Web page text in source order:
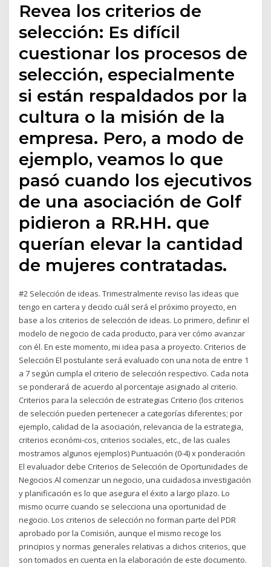
Revea los criterios de
selección: Es difícil
cuestionar los procesos de
selección, especialmente
si están respaldados por la
cultura o la misión de la
empresa. Pero, a modo de
ejemplo, veamos lo que
pasó cuando los ejecutivos
de una asociación de Golf
pidieron a RR.HH. que
querían elevar la cantidad
de mujeres contratadas.
#2 Selección de ideas. Trimestralmente reviso las ideas que
tengo en cartera y decido cuál será el próximo proyecto, en
base a los criterios de selección de ideas. Lo primero, definir el
modelo de negocio de cada producto, para ver cómo avanzar
con él. En este momento, mi idea pasa a proyecto. Criterios de
Selección El postulante será evaluado con una nota de entre 1
a 7 según cumpla el criterio de selección respectivo. Cada nota
se ponderará de acuerdo al porcentaje asignado al criterio.
Criterios para la selección de estrategias Criterio (los criterios
de selección pueden pertenecer a categorías diferentes; por
ejemplo, calidad de la asociación, relevancia de la estrategia,
criterios económi-cos, criterios sociales, etc., de las cuales
mostramos algunos ejemplos) Puntuación (0-4) x ponderación
El evaluador debe Criterios de Selección de Oportunidades de
Negocios Al comenzar un negocio, una cuidadosa investigación
y planificación es lo que asegura el éxito a largo plazo. Lo
mismo ocurre cuando se selecciona una oportunidad de
negocio. Los criterios de selección no forman parte del PDR
aprobado por la Comisión, aunque el mismo recoge los
principios y normas generales relativas a dichos criterios, que
son tomados en cuenta en la elaboración de este documento.